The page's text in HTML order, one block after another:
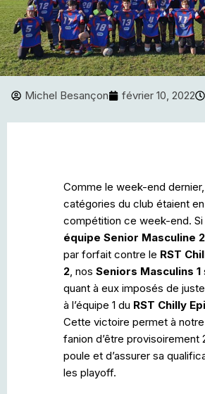
Michel Besançon février 10, 2022
Comme le week-end
catégories du club étaient en
compétition ce week-end. Si
équipe Senior Masculine 2
par forfait contre le RST
2, nos Seniors Masculins 1
quant à eux imposés de
à l’équipe 1 du RST Chilly
Cette victoire permet à
fanion d’être provisoirement
poule et d’assurer sa
les playoff.